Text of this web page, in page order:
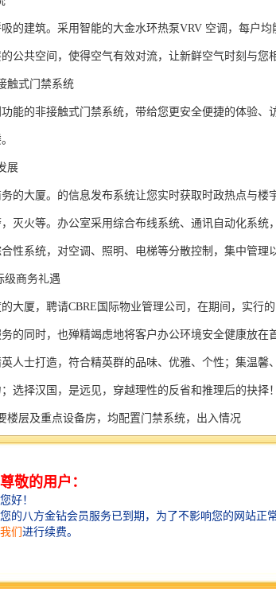
的建筑。采用智能的大金水环热泵VRV 空调，每户
公共空间，使得空气有效对流，让新鲜空气时刻与您
触式门禁系统
能的非接触式门禁系统，带给您更安全便捷的体验
展
的大厦。的信息发布系统让您实时获取时政热点与
灭火等。办公室采用综合布线系统、通讯自动化系
性系统，对空调、照明、电梯等分散控制，集中管理
级商务礼遇
大厦，聘请CBRE国际物业管理公司，在期间，实行
的同时，也殚精竭虑地将客户办公环境安全健康放在
人士打造，符合精英群的品味、优雅、个性；集温馨
选择汉国，是远见，穿越理性的反省和推理后的抉择！
楼层及重点设备房，均配置门禁系统，出入情况
，每层设置摄像头，对每个位置区域进行实时，实时
导系统
扫码缴费和无感支付三种停车快捷缴费方式。车牌
华强路站381米、C出口上海宾馆西②楼下339路、
路、m132路、391路